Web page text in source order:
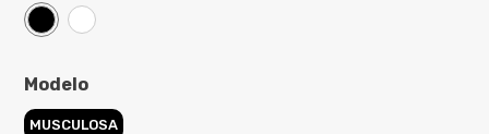
Modelo
MUSCULOSA